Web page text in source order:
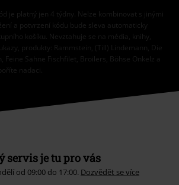
je platný jen 4 týdny. Nelze kombinovat s jinými
a potvrzení kódu bude sleva automaticky
košíku. Nevztahuje se na média, knihy,
produkty: Rammstein, (Till) Lindemann, Die
Feine Sahne Fischfilet, Broilers, Böhse Onkelz a
nadaci.
servis je tu pro vás
od 09:00 do 17:00. Dozvědět se více